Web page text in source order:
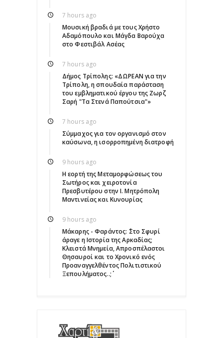
7 hours ago
Μουσική βραδιά με τους Χρήστο
Αδαμόπουλο και Μάγδα Βαρούχα
στο Φεστιβάλ Ασέας
7 hours ago
Δήμος Τρίπολης: «ΔΩΡΕΑΝ για την
Τρίπολη, η σπουδαία παράσταση
του εμβληματικού έργου της Ζωρζ
Σαρή "Τα Στενά Παπούτσια"»
7 hours ago
Σύμμαχος για τον οργανισμό στον
καύσωνα, η ισορροπημένη διατροφή
9 hours ago
Η εορτή της Μεταμορφώσεως του
Σωτήρος και χειροτονία
Πρεσβυτέρου στην Ι. Μητρόπολη
Μαντινείας και Κυνουρίας
9 hours ago
Μάκαρης - Φαράντος: ΄΄Στο Σφυρί
άραγε η Ιστορία της Αρκαδίας;
Κλειστά Μνημεία, Απροσπέλαστοι
Θησαυροί και το Χρονικό ενός
Προαναγγελθέντος Πολιτιστικού
Ξεπουλήματος..;΄΄